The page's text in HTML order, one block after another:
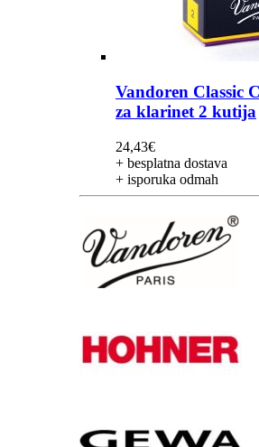
Vandoren Classic
za klarinet 2 kutija
24,43€
+ besplatna dostava
+ isporuka odmah